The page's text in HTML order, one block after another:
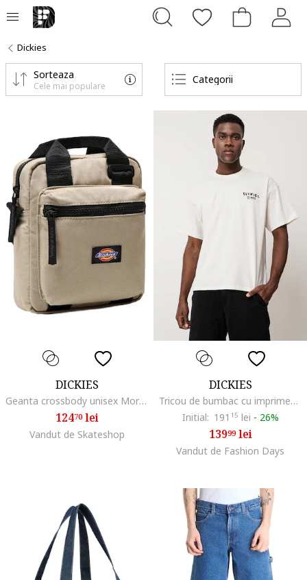
Dickies
Categorii
Sorteaza
Cele mai populare
DICKIES
Geanta crossbody unisex Moreauville
12470lei
Vandut de Skateshop
DICKIES
Tricou de bumbac cu imprimeu text pe spate, Alb/Negru
Initial: 191 15 lei - 26%
13999lei
Vandut de Fashion Days